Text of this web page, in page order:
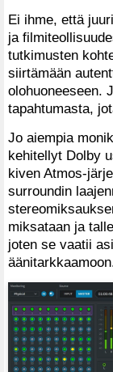
Ei ihme, että
ja
tutkimusten
siirtämään
olohuoneeseen.
tapahtumasta,
Jo aiempia
kehitellyt Dolby
kiven Atmos-
surroundin
miksataan ja
joten se vaatii